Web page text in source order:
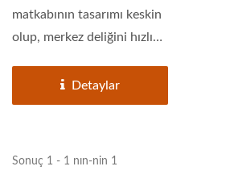
matkabının tasarımı keskin
olup, merkez deliğini hızlı
Detaylar
Sonuç 1 - 1 nın-nin 1